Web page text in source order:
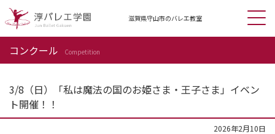
滋賀県守山市のバレエ教室
コンクール Competition
3/8（日）「私は魔法の国のお姫さま・王子さま」イベン
ト開催！！
2026年2月10日